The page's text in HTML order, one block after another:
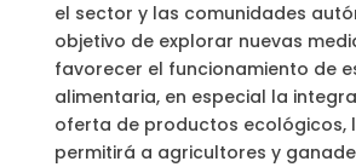
el sector y las comunidades
objetivo de explorar nuevas
favorecer el funcionamiento de
alimentaria, en especial la
oferta de productos ecológicos,
permitirá a agricultores y